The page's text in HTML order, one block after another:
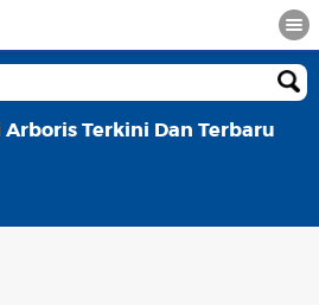
Terkini Dan Terbaru